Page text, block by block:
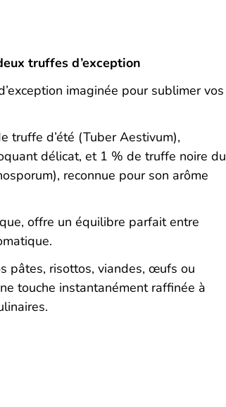
truffes d’exception
imaginée pour sublimer vos
truffe d’été (Tuber Aestivum),
délicat, et 1 % de truffe noire du
reconnue pour son arôme
offre un équilibre parfait entre
pâtes, risottos, viandes, œufs ou
touche instantanément raffinée à